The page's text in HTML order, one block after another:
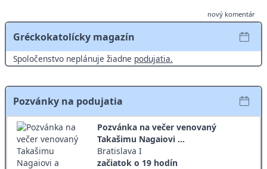
nový komentár
Gréckokatolícky magazín
Spoločenstvo neplánuje žiadne podujatia.
Pozvánky na podujatia
Pozvánka na večer venovaný
Takašimu Nagaiovi ...
Bratislava I
začiatok o 19 hodín